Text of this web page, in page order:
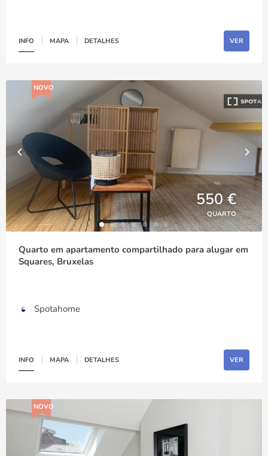
INFO MAPA DETALHES VER
NOVO
550 €
QUARTO
Quarto em apartamento compartilhado para alugar em
Squares, Bruxelas
Spotahome
INFO MAPA DETALHES VER
NOVO